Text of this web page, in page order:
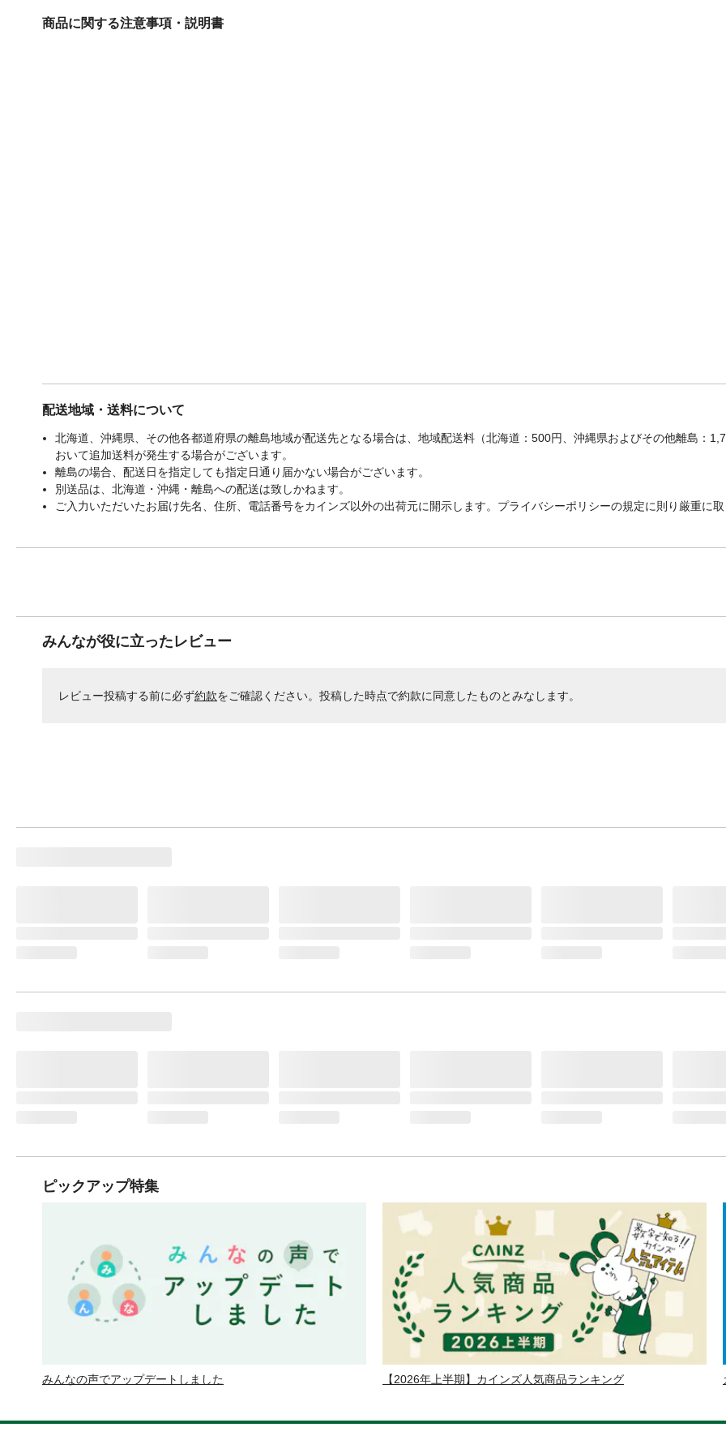
商品に関する注意事項・説明書
配送地域・送料について
北海道、沖縄県、その他各都道府県の離島地域が配送先となる場合は、地域配送料（北海道：500円、沖縄県およびその他離島：
おいて追加送料が発生する場合がございます。
離島の場合、配送日を指定しても指定日通り届かない場合がございます。
別送品は、北海道・沖縄・離島への配送は致しかねます。
ご入力いただいたお届け先名、住所、電話番号をカインズ以外の出荷元に開示します。プライバシーポリシーの規定に則り厳重に
みんなが役に立ったレビュー
レビュー投稿する前に必ず約款をご確認ください。投稿した時点で約款に同意したものとみなします。
ピックアップ特集
みんなの声でアップデートしました 【2026年上半期】カインズ人気商品ランキング